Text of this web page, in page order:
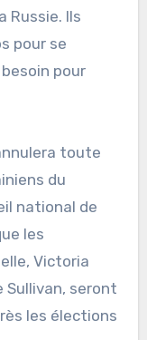
Russie. Ils
pour se
besoin pour
toute
du
national de
les
Victoria
Sullivan, seront
les élections